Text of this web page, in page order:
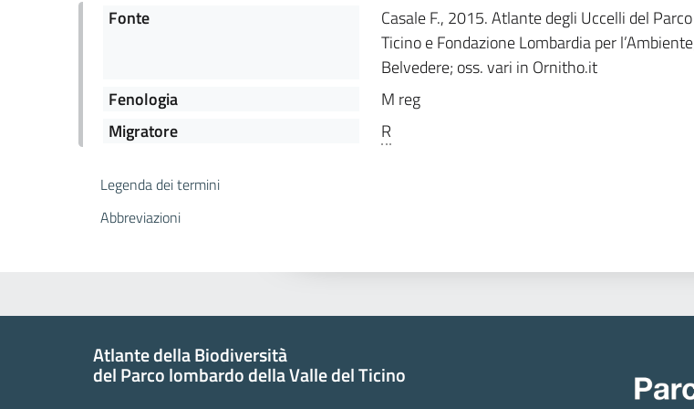
Fonte
Casale F., 2015. Atlante degli Uccelli del
Ticino e Fondazione Lombardia per
Belvedere; oss. vari in Ornitho.it
Fenologia
M reg
Migratore
R
Legenda dei termini
Abbreviazioni
Atlante della Biodiversità
del Parco lombardo della Valle del Ticino